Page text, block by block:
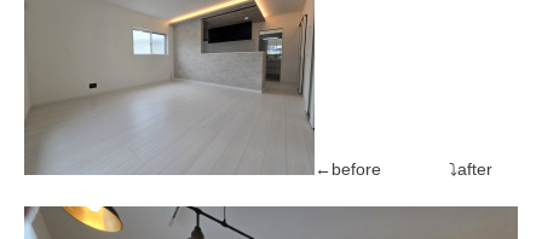
←before ⤵after